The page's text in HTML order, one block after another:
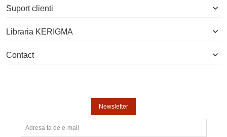
Suport clienti
Libraria KERIGMA
Contact
Newsletter